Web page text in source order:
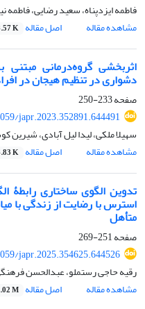
فاطمه ایزدپناه، سعید رضایی، فاطمه
مشاهده مقاله
اصل مقاله K
اثربخشی گروه‌درمانی
دشواری در تنظیم هیجان در
صفحه233-250
japr.2023.352891.644491
سهیلا ملکی، لیدا لیل آبادی، شیرین
مشاهده مقاله
اصل مقاله K
تدوین الگوی ساختاری رابطۀ
استرس با رضایت از زندگی با
متأهل
صفحه251-269
japr.2025.354625.644526
رقیه حاجی رستملو، عبدالحسن
مشاهده مقاله
اصل مقاله M